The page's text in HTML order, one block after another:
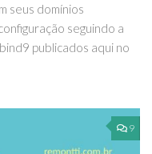
seus domínios
seguindo a
publicados aqui no
9